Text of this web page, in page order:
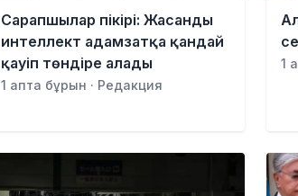
Сарапшылар пікірі: Жасанды
интеллект адамзатқа қандай
қауіп төндіре алады
1 апта бұрын · Редакция
1